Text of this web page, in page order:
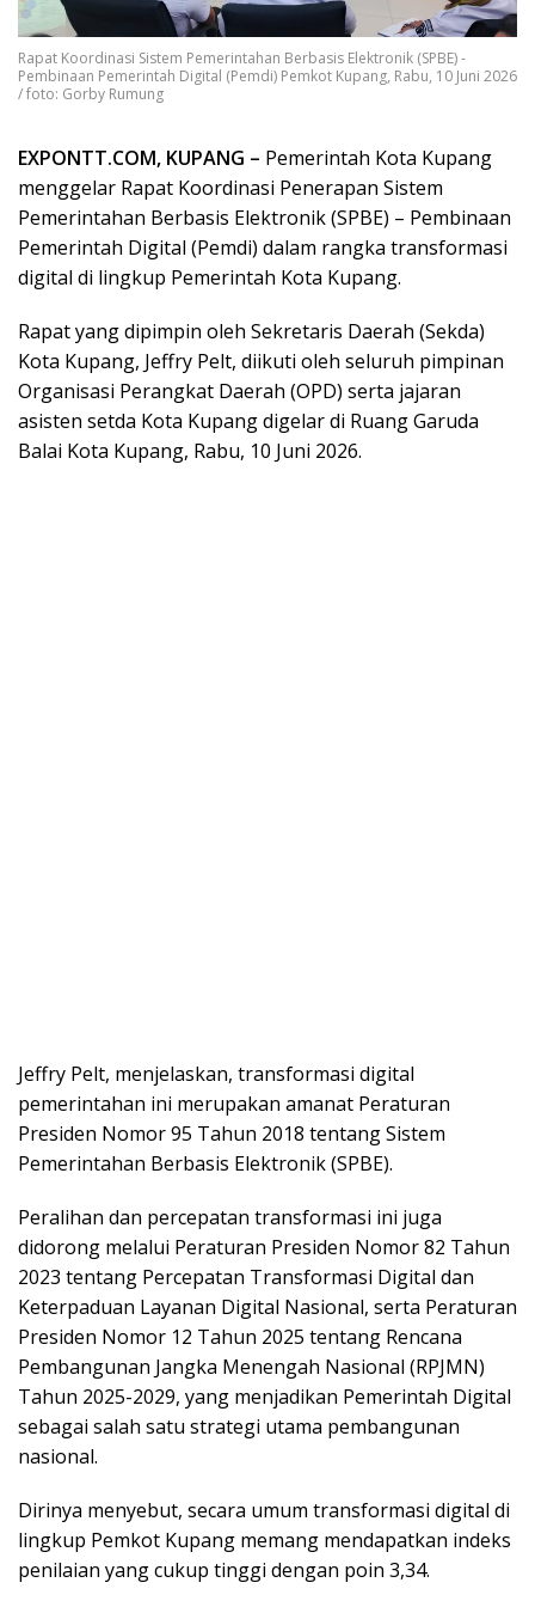
Rapat Koordinasi Sistem Pemerintahan Berbasis Elektronik (SPBE) -
Pembinaan Pemerintah Digital (Pemdi) Pemkot Kupang, Rabu, 10 Juni 2026
/ foto: Gorby Rumung
EXPONTT.COM, KUPANG – Pemerintah Kota Kupang
menggelar Rapat Koordinasi Penerapan Sistem
Pemerintahan Berbasis Elektronik (SPBE) – Pembinaan
Pemerintah Digital (Pemdi) dalam rangka transformasi
digital di lingkup Pemerintah Kota Kupang.
Rapat yang dipimpin oleh Sekretaris Daerah (Sekda)
Kota Kupang, Jeffry Pelt, diikuti oleh seluruh pimpinan
Organisasi Perangkat Daerah (OPD) serta jajaran
asisten setda Kota Kupang digelar di Ruang Garuda
Balai Kota Kupang, Rabu, 10 Juni 2026.
Jeffry Pelt, menjelaskan, transformasi digital
pemerintahan ini merupakan amanat Peraturan
Presiden Nomor 95 Tahun 2018 tentang Sistem
Pemerintahan Berbasis Elektronik (SPBE).
Peralihan dan percepatan transformasi ini juga
didorong melalui Peraturan Presiden Nomor 82 Tahun
2023 tentang Percepatan Transformasi Digital dan
Keterpaduan Layanan Digital Nasional, serta Peraturan
Presiden Nomor 12 Tahun 2025 tentang Rencana
Pembangunan Jangka Menengah Nasional (RPJMN)
Tahun 2025-2029, yang menjadikan Pemerintah Digital
sebagai salah satu strategi utama pembangunan
nasional.
Dirinya menyebut, secara umum transformasi digital di
lingkup Pemkot Kupang memang mendapatkan indeks
penilaian yang cukup tinggi dengan poin 3,34.